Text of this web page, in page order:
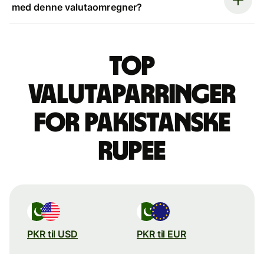
med denne valutaomregner?
Top
valutaparringer
for pakistanske
rupee
PKR til USD PKR til EUR